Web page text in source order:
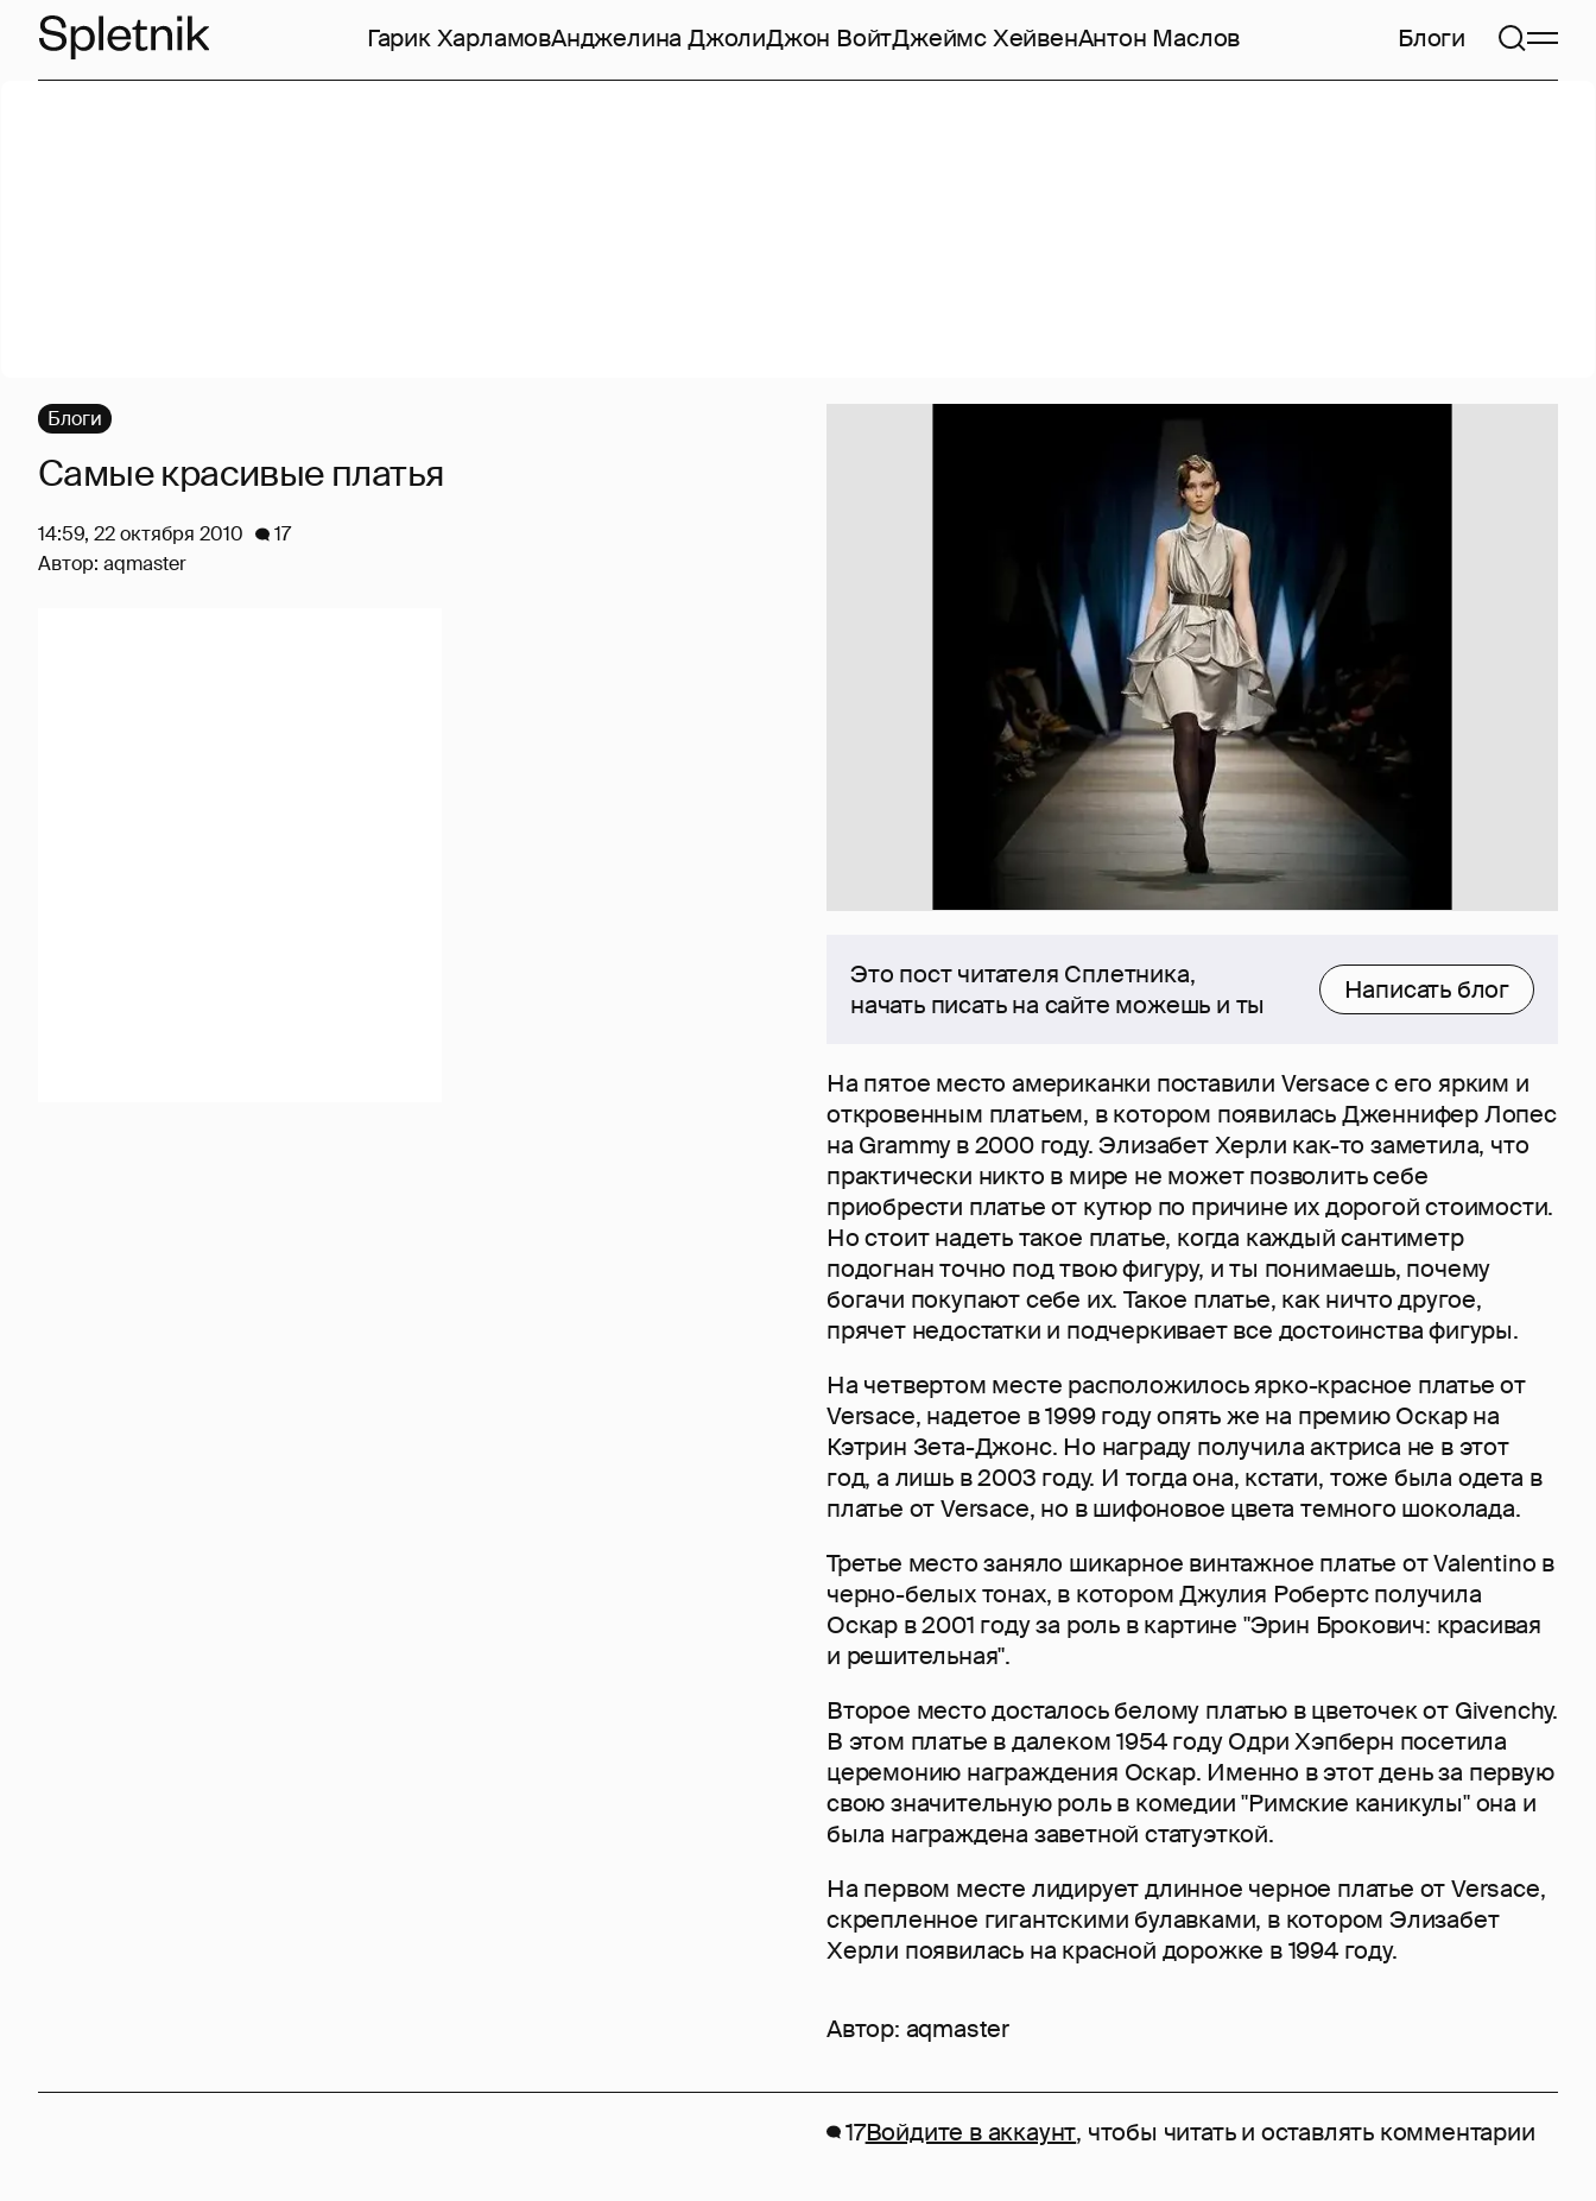
Гарик ХарламовАнджелина ДжолиДжон ВойтДжеймс ХейвенАнтон Маслов Блоги
Это пост читателя Сплетника,
начать писать на сайте можешь и ты
Написать блог
На пятое место американки поставили Versace с его ярким и
откровенным платьем, в котором появилась Дженнифер Лопес
на Grammy в 2000 году. Элизабет Херли как-то заметила, что
практически никто в мире не может позволить себе
приобрести платье от кутюр по причине их дорогой стоимости.
Но стоит надеть такое платье, когда каждый сантиметр
подогнан точно под твою фигуру, и ты понимаешь, почему
богачи покупают себе их. Такое платье, как ничто другое,
прячет недостатки и подчеркивает все достоинства фигуры.
На четвертом месте расположилось ярко-красное платье от
Versace, надетое в 1999 году опять же на премию Оскар на
Кэтрин Зета-Джонс. Но награду получила актриса не в этот
год, а лишь в 2003 году. И тогда она, кстати, тоже была одета в
платье от Versace, но в шифоновое цвета темного шоколада.
Третье место заняло шикарное винтажное платье от Valentino в
черно-белых тонах, в котором Джулия Робертс получила
Оскар в 2001 году за роль в картине "Эрин Брокович: красивая
и решительная".
Второе место досталось белому платью в цветочек от Givenchy.
В этом платье в далеком 1954 году Одри Хэпберн посетила
церемонию награждения Оскар. Именно в этот день за первую
свою значительную роль в комедии "Римские каникулы" она и
была награждена заветной статуэткой.
На первом месте лидирует длинное черное платье от Versace,
скрепленное гигантскими булавками, в котором Элизабет
Херли появилась на красной дорожке в 1994 году.
Автор: aqmaster
Блоги
Самые красивые платья
14:59, 22 октября 2010
17
Автор: aqmaster
17Войдите в аккаунт, чтобы читать и оставлять комментарии